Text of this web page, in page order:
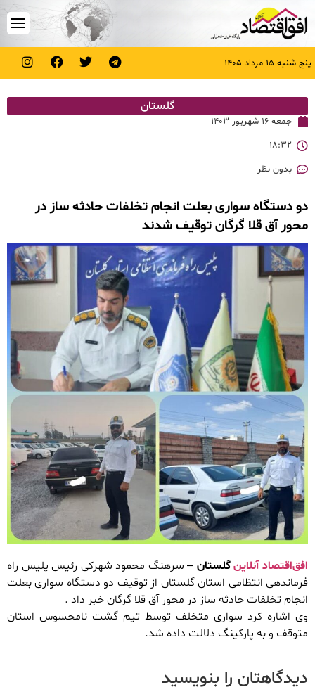
پنج شنبه ۱۵ مرداد ۱۴۰۵
گلستان
جمعه ۱۶ شهریور ۱۴۰۳
۱۸:۳۲
بدون نظر
دو دستگاه سواری بعلت انجام تخلفات حادثه ساز در
محور آق قلا گرگان توقیف شدند
افق‌اقتصاد آنلاینگلستان – سرهنگ محمود شهرکی رئیس پلیس راه
فرماندهی انتظامی استان گلستان از توقیف دو دستگاه سواری بعلت
انجام تخلفات حادثه ساز در محور آق قلا گرگان خبر داد .
وی اشاره کرد سواری متخلف توسط تیم گشت نامحسوس استان
متوقف و به پارکینگ دلالت داده شد.
دیدگاهتان را بنویسید